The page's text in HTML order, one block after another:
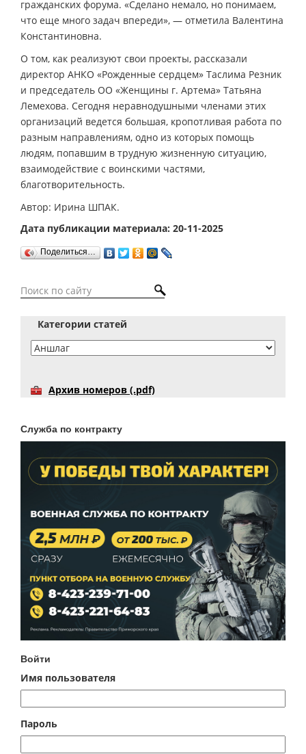
гражданских форума. «Сделано немало, но понимаем,
что еще много задач впереди», — отметила Валентина
Константиновна.
О том, как реализуют свои проекты, рассказали
директор АНКО «Рожденные сердцем» Таслима Резник
и председатель ОО «Женщины г. Артема» Татьяна
Лемехова. Сегодня неравнодушными членами этих
организаций ведется большая, кропотливая работа по
разным направлениям, одно из которых помощь
людям, попавшим в трудную жизненную ситуацию,
взаимодействие с воинскими частями,
благотворительность.
Автор: Ирина ШПАК.
Дата публикации материала: 20-11-2025
Поделиться…
Категории статей
Архив номеров (.pdf)
Служба по контракту
Войти
Имя пользователя
Пароль